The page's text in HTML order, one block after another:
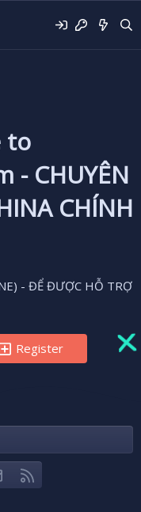
to
- CHUYÊN
CHÍNH
- ĐỂ ĐƯỢC HỖ TRỢ
Register
Liên hệ